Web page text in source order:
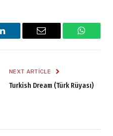
LinkedIn Email
NEXT ARTICLE
Turkish Dream (Türk Rüyası)